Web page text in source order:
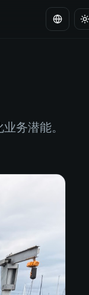
切换语言
务潜能。